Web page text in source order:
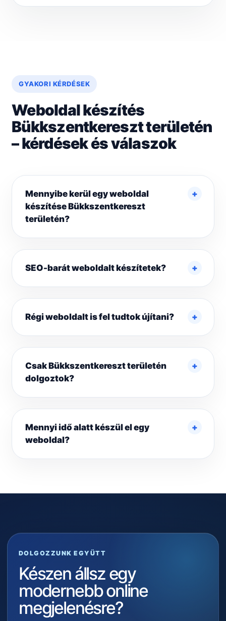
GYAKORI KÉRDÉSEK
Weboldal készítés
Bükkszentkereszt területén
– kérdések és válaszok
Mennyibe kerül egy weboldal
készítése Bükkszentkereszt
területén?
SEO-barát weboldalt készítetek?
Régi weboldalt is fel tudtok újítani?
Csak Bükkszentkereszt területén
dolgoztok?
Mennyi idő alatt készül el egy
weboldal?
DOLGOZZUNK EGYÜTT
Készen állsz egy
modernebb online
megjelenésre?